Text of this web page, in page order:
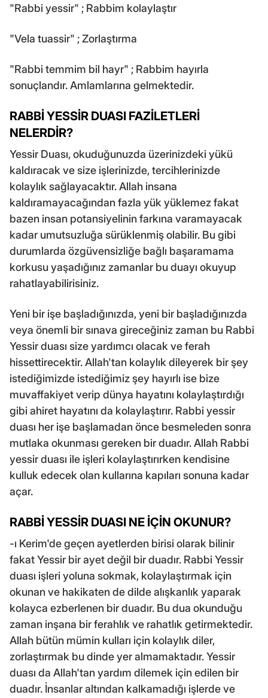
"Rabbi yessir" ; Rabbim kolaylaştır
"Vela tuassir" ; Zorlaştırma
"Rabbi temmim bil hayr" ; Rabbim hayırla
sonuçlandır. Amlamlarına gelmektedir.
RABBİ YESSİR DUASI FAZİLETLERİ
NELERDİR?
Yessir Duası, okuduğunuzda üzerinizdeki yükü
kaldıracak ve size işlerinizde, tercihlerinizde
kolaylık sağlayacaktır. Allah insana
kaldıramayacağından fazla yük yüklemez fakat
bazen insan potansiyelinin farkına varamayacak
kadar umutsuzluğa sürüklenmiş olabilir. Bu gibi
durumlarda özgüvensizliğe bağlı başaramama
korkusu yaşadığınız zamanlar bu duayı okuyup
rahatlayabilirisiniz.
Yeni bir işe başladığınızda, yeni bir başladığınızda
veya önemli bir sınava gireceğiniz zaman bu Rabbi
Yessir duası size yardımcı olacak ve ferah
hissettirecektir. Allah'tan kolaylık dileyerek bir şey
istediğimizde istediğimiz şey hayırlı ise bize
muvaffakiyet verip dünya hayatını kolaylaştırdığı
gibi ahiret hayatını da kolaylaştırır. Rabbi yessir
duası her işe başlamadan önce besmeleden sonra
mutlaka okunması gereken bir duadır. Allah Rabbi
yessir duası ile işleri kolaylaştırırken kendisine
kulluk edecek olan kullarına kapıları sonuna kadar
açar.
RABBİ YESSİR DUASI NE İÇİN OKUNUR?
-ı Kerim'de geçen ayetlerden birisi olarak bilinir
fakatYessir bir ayet değil bir duadır. Rabbi Yessir
duası işleri yoluna sokmak, kolaylaştırmak için
okunan ve hakikaten de dilde alışkanlık yaparak
kolayca ezberlenen bir duadır. Bu dua okunduğu
zaman inşana bir ferahlık ve rahatlık getirmektedir.
Allah bütün mümin kulları için kolaylık diler,
zorlaştırmak bu dinde yer almamaktadır.Yessir
duası da Allah'tan yardım dilemek için edilen bir
duadır. İnsanlar altından kalkamadığı işlerde ve